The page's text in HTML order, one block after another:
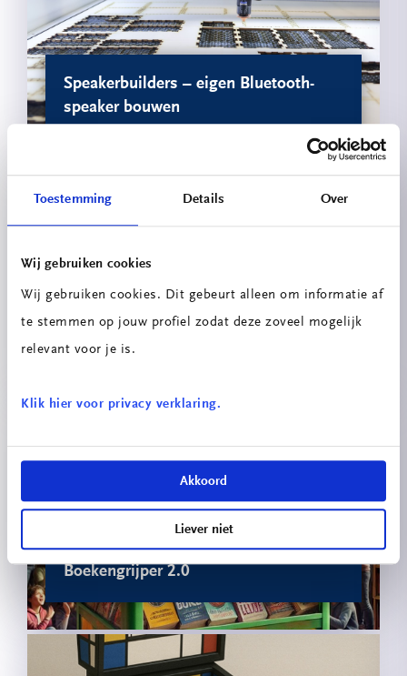
Toestemming Details Over
Wij gebruiken cookies
Wij gebruiken cookies. Dit gebeurt alleen om informatie af
te stemmen op jouw profiel zodat deze zoveel mogelijk
relevant voor je is.
Klik hier voor privacy verklaring.
Akkoord
Liever niet
Speakerbuilders – eigen Bluetooth-
speaker bouwen
Testopstelling hergebruik
onderbeenprothese
Boekengrijper 2.0